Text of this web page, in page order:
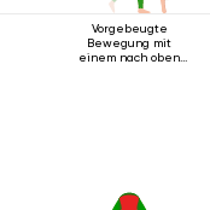
Vorgebeugte
Bewegung mit
einem nach oben